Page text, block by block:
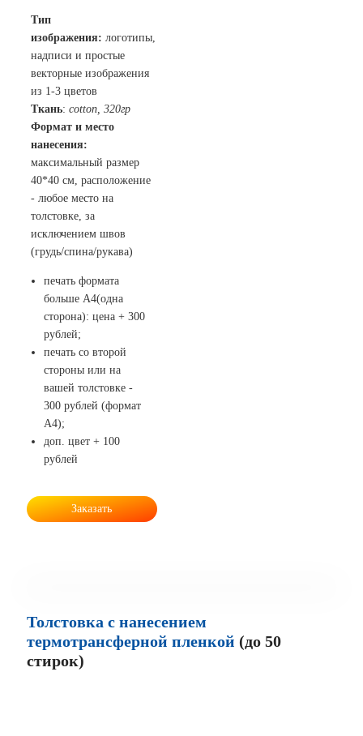
Тип
изображения: логотипы,
надписи и простые
векторные изображения
из 1-3 цветов
Ткань: cotton, 320гр
Формат и место
нанесения:
максимальный размер
40*40 см, расположение
- любое место на
толстовке, за
исключением швов
(грудь/спина/рукава)
печать формата
больше А4(одна
сторона): цена + 300
рублей;
печать со второй
стороны или на
вашей толстовке -
300 рублей (формат
А4);
доп. цвет + 100
рублей
Заказать
Толстовка с нанесением
термотрансферной пленкой (до 50
стирок)